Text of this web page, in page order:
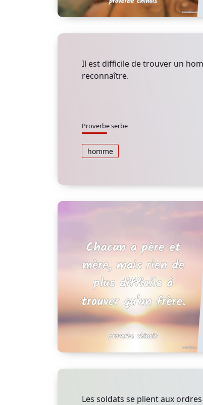
Il est difficile de trouver un
reconnaître.
Proverbe serbe
homme
Les soldats se plient aux